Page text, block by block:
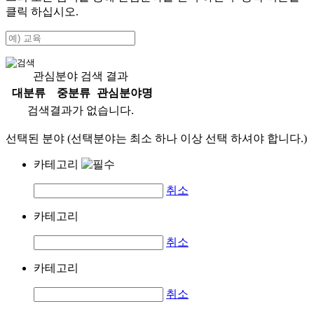
클릭 하십시오.
관심분야 검색 결과
대분류
중분류
관심분야명
검색결과가 없습니다.
선택된 분야 (선택분야는 최소 하나 이상 선택 하셔야 합니다.)
카테고리
취소
카테고리
취소
카테고리
취소